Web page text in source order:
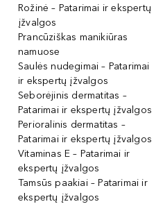
Rožinė – Patarimai ir ekspertų
įžvalgos
Prancūziškas manikiūras
namuose
Saulės nudegimai – Patarimai
ir ekspertų įžvalgos
Seborėjinis dermatitas –
Patarimai ir ekspertų įžvalgos
Perioralinis dermatitas –
Patarimai ir ekspertų įžvalgos
Vitaminas E – Patarimai ir
ekspertų įžvalgos
Tamsūs paakiai – Patarimai ir
ekspertų įžvalgos